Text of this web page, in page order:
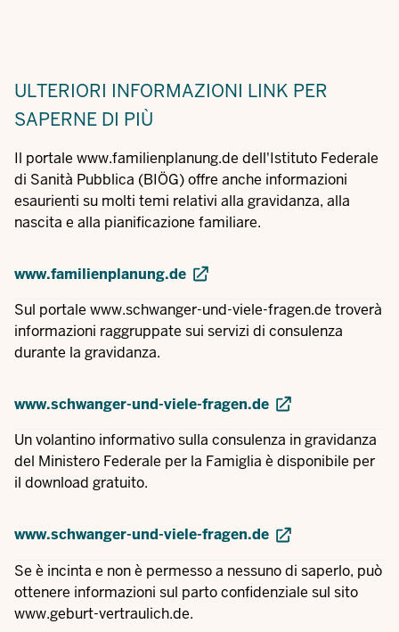
ULTERIORI INFORMAZIONI LINK PER
SAPERNE DI PIÙ
Il portale www.familienplanung.de dell'Istituto Federale
di Sanità Pubblica (BIÖG) offre anche informazioni
esaurienti su molti temi relativi alla gravidanza, alla
nascita e alla pianificazione familiare.
www.familienplanung.de
Sul portale www.schwanger-und-viele-fragen.de troverà
informazioni raggruppate sui servizi di consulenza
durante la gravidanza.
www.schwanger-und-viele-fragen.de
Un volantino informativo sulla consulenza in gravidanza
del Ministero Federale per la Famiglia è disponibile per
il download gratuito.
www.schwanger-und-viele-fragen.de
Se è incinta e non è permesso a nessuno di saperlo, può
ottenere informazioni sul parto confidenziale sul sito
www.geburt-vertraulich.de.